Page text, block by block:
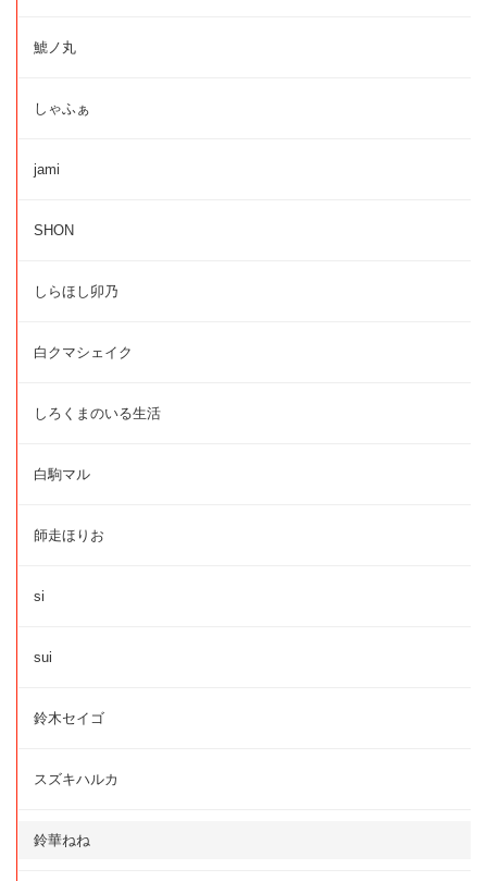
鯱ノ丸
しゃふぁ
jami
SHON
しらほし卯乃
白クマシェイク
しろくまのいる生活
白駒マル
師走ほりお
si
sui
鈴木セイゴ
スズキハルカ
鈴華ねね